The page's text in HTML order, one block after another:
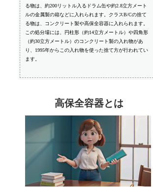
る物は、約200リットル入るドラム缶や約2.8立方メート
ルの金属製の箱などに入れられます。クラスB/Cの捨て
る物は、コンクリート製や高保全容器に入れられます。
この処分場には、円柱形（約14立方メートル）や四角形
（約30立方メートル）のコンクリート製の入れ物があ
り、1995年からこの入れ物を使った捨て方が行われてい
ます。
高保全容器とは